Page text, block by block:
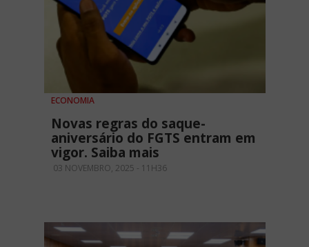
ECONOMIA
Novas regras do saque-
aniversário do FGTS entram em
vigor. Saiba mais
03 NOVEMBRO, 2025 - 11H36